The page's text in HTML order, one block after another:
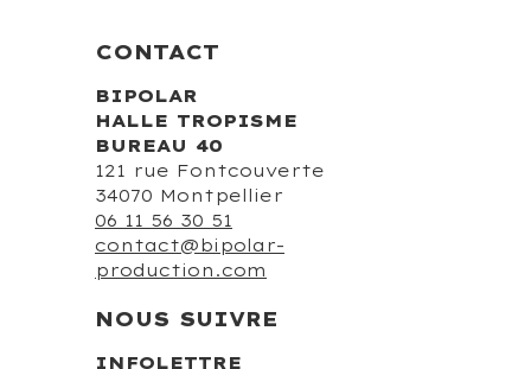
CONTACT
BIPOLAR
HALLE TROPISME
BUREAU 40
121 rue Fontcouverte
34070 Montpellier
06 11 56 30 51
contact@bipolar-
production.com
NOUS SUIVRE
INFOLETTRE